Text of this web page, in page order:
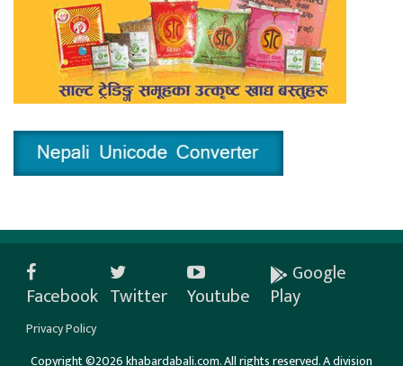
Facebook Twitter Youtube
Google
Play
Privacy Policy
Copyright ©2026 khabardabali.com. All rights reserved. A division